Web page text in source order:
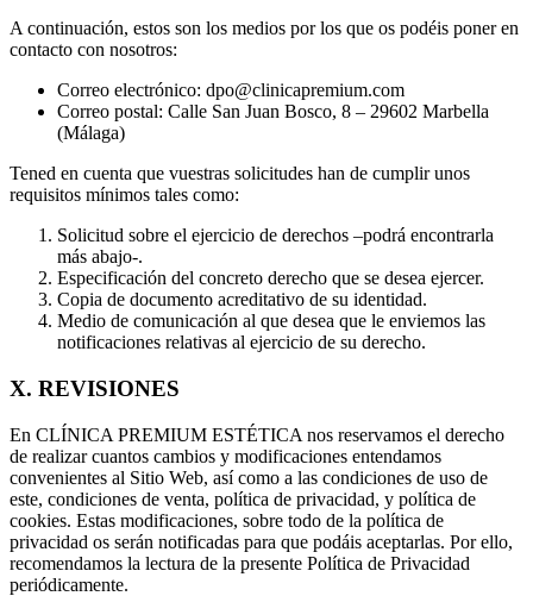
A continuación, estos son los medios por los que os podéis poner en
contacto con nosotros:
Correo electrónico: dpo@clinicapremium.com
Correo postal: Calle San Juan Bosco, 8 – 29602 Marbella
(Málaga)
Tened en cuenta que vuestras solicitudes han de cumplir unos
requisitos mínimos tales como:
Solicitud sobre el ejercicio de derechos –podrá encontrarla
más abajo-.
Especificación del concreto derecho que se desea ejercer.
Copia de documento acreditativo de su identidad.
Medio de comunicación al que desea que le enviemos las
notificaciones relativas al ejercicio de su derecho.
X. REVISIONES
En CLÍNICA PREMIUM ESTÉTICA nos reservamos el derecho
de realizar cuantos cambios y modificaciones entendamos
convenientes al Sitio Web, así como a las condiciones de uso de
este, condiciones de venta, política de privacidad, y política de
cookies. Estas modificaciones, sobre todo de la política de
privacidad os serán notificadas para que podáis aceptarlas. Por ello,
recomendamos la lectura de la presente Política de Privacidad
periódicamente.